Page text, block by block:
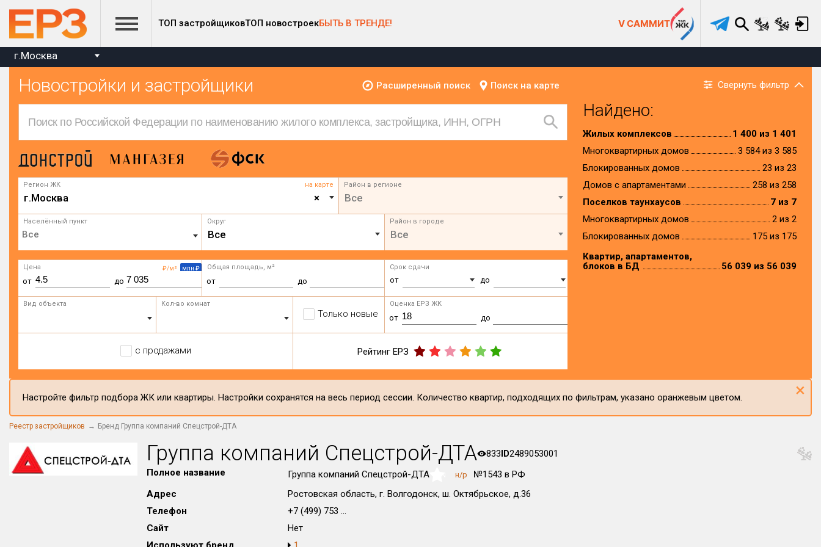
ТОП застройщиковТОП новостроекБЫТЬ В ТРЕНДЕ! V САММИТ
г.Москва
Новостройки и застройщики Расширенный поиск Поиск на карте Свернуть фильтр
Регион ЖК на карте
×
г.Москва
Район в регионе
Все
Населённый пункт Округ
Все
Район в городе
Все
₽/м² млн ₽
Цена
от до
Общая площадь, м²
от до
Срок сдачи
от до
Вид объекта Кол-во комнат
Только новые
Оценка ЕРЗ ЖК
от до
с продажами Рейтинг ЕРЗ
Найдено:
Жилых комплексов
1 400 из 1 401
Многоквартирных домов
3 584 из 3 585
Блокированных домов
23 из 23
Домов с апартаментами
258 из 258
Поселков таунхаусов
7 из 7
Многоквартирных домов
2 из 2
Блокированных домов
175 из 175
Квартир, апартаментов,
блоков в БД
56 039 из 56 039
Настройте фильтр подбора ЖК или квартиры. Настройки сохранятся на весь период сессии. Количество квартир, подходящих по фильтрам, указано оранжевым цветом. ×
Реестр застройщиков Бренд Группа компаний Спецстрой-ДТА
Группа компаний Спецстрой-ДТА 833ID2489053001
Полное название
Группа компаний Спецстрой-ДТА н/р
№1543 в РФ
Адрес
Ростовская область, г. Волгодонск, ш. Октябрьское, д.36
Телефон
+7 (499) 753 ...
Сайт
Нет